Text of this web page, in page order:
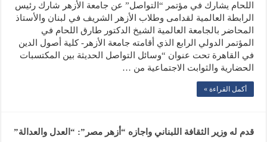
اللحام يشارك في مؤتمر “التواصل” عن جامعة الأزهر شارك رئيس
الرابطة العالمية لقدامى وطلاب الأزهر الشريف في لبنان والأستاذ
المحاضر بالجامعة العالمية الشيخ الدكتور طارق اللحام في
المؤتمر الدولي الرابع الذي أقامته جامعة الأزهر- كلية أصول الدين
في القاهرة تحت عنوان “وسائل التواصل الحديثة بين المكتسبات
الحضارية والثوابت الاجتماعية من …
أكمل القراءة »
قدم له وزير الثقافة اللبناني واجازه “أزهر مصر”: “العدل والعدالة”